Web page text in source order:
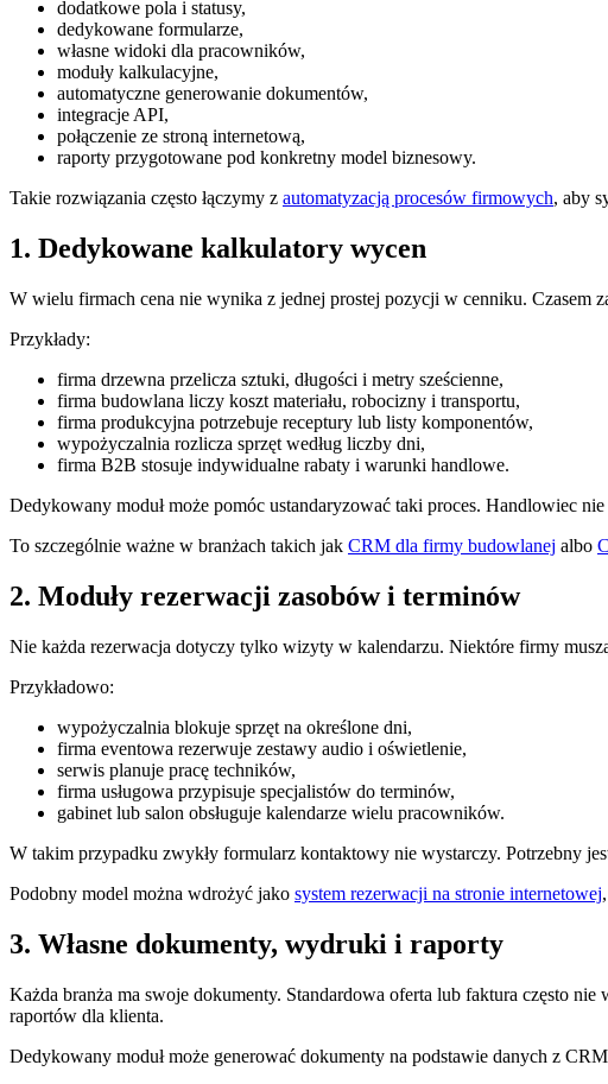
dodatkowe pola i statusy,
dedykowane formularze,
własne widoki dla pracowników,
moduły kalkulacyjne,
automatyczne generowanie dokumentów,
integracje API,
połączenie ze stroną internetową,
raporty przygotowane pod konkretny model biznesowy.
Takie rozwiązania często łączymy z automatyzacją procesów firmowych, aby
1. Dedykowane kalkulatory wycen
W wielu firmach cena nie wynika z jednej prostej pozycji w cenniku. Czasem
Przykłady:
firma drzewna przelicza sztuki, długości i metry sześcienne,
firma budowlana liczy koszt materiału, robocizny i transportu,
firma produkcyjna potrzebuje receptury lub listy komponentów,
wypożyczalnia rozlicza sprzęt według liczby dni,
firma B2B stosuje indywidualne rabaty i warunki handlowe.
Dedykowany moduł może pomóc ustandaryzować taki proces. Handlowiec
To szczególnie ważne w branżach takich jak CRM dla firmy budowlanej albo
2. Moduły rezerwacji zasobów i terminów
Nie każda rezerwacja dotyczy tylko wizyty w kalendarzu. Niektóre firmy
Przykładowo:
wypożyczalnia blokuje sprzęt na określone dni,
firma eventowa rezerwuje zestawy audio i oświetlenie,
serwis planuje pracę techników,
firma usługowa przypisuje specjalistów do terminów,
gabinet lub salon obsługuje kalendarze wielu pracowników.
W takim przypadku zwykły formularz kontaktowy nie wystarczy. Potrzebny
Podobny model można wdrożyć jako system rezerwacji na stronie internetowej
3. Własne dokumenty, wydruki i raporty
Każda branża ma swoje dokumenty. Standardowa oferta lub faktura często
raportów dla klienta.
Dedykowany moduł może generować dokumenty na podstawie danych z